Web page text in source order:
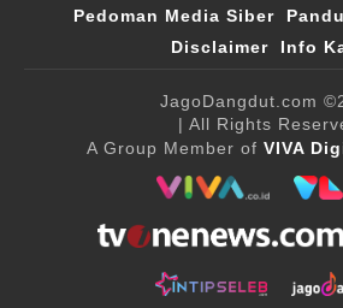
Pedoman Media Siber
Disclaimer
Info
JagoDangdut.com
| All Rights
A Group Member of VIVA